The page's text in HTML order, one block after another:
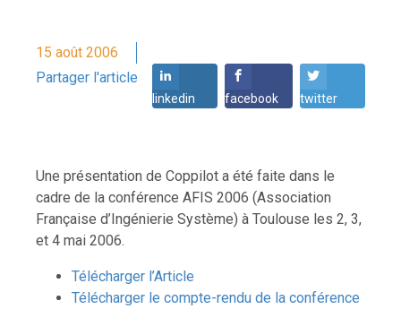
15 août 2006
Partager l'article
linkedin facebook twitter
Une présentation de Coppilot a été faite dans le
cadre de la conférence AFIS 2006 (Association
Française d’Ingénierie Système) à Toulouse les 2, 3,
et 4 mai 2006.
Télécharger l’Article
Télécharger le compte-rendu de la conférence